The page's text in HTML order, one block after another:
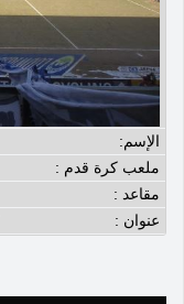
الإسم:
ملعب كرة قدم :
مقاعد :
عنوان :